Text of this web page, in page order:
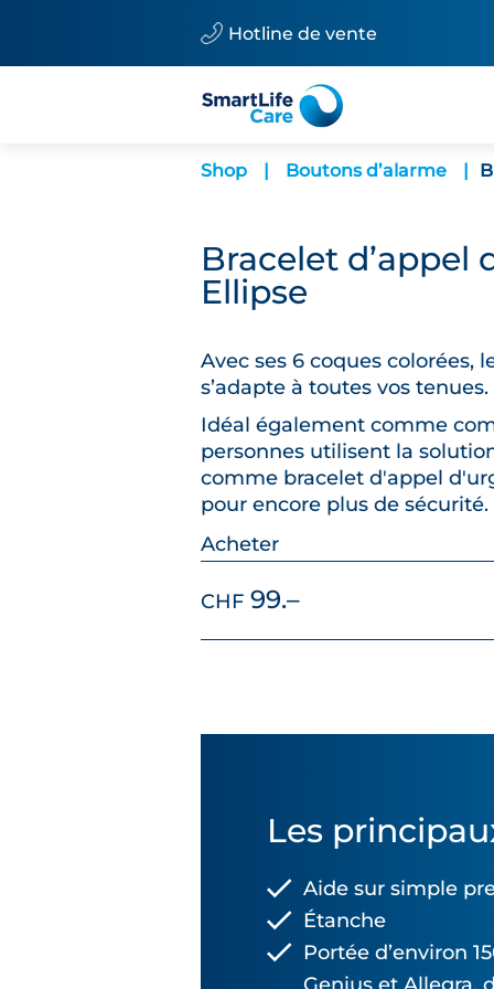
Hotline de vente
Shop | Boutons d’alarme |
Bracelet d’appel
Ellipse
Avec ses 6 coques colorées,
s’adapte à toutes vos tenues.
Idéal également comme
personnes utilisent la
comme bracelet d'appel
pour encore plus de sécurité.
Acheter
CHF 99.–
Les
Aide sur simple
Étanche
Portée d’environ